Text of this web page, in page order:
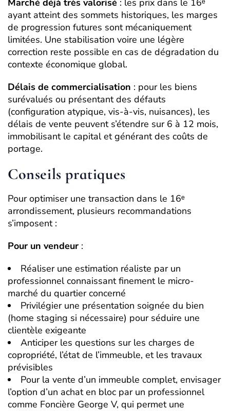
ayant atteint des sommets historiques, les marges
de progression futures sont mécaniquement
limitées. Une stabilisation voire une légère
correction reste possible en cas de dégradation du
contexte économique global.
Délais de commercialisation : pour les biens
surévalués ou présentant des défauts
(configuration atypique, vis-à-vis, nuisances), les
délais de vente peuvent s’étendre sur 6 à 12 mois,
immobilisant le capital et générant des coûts de
portage.
Conseils pratiques
Pour optimiser une transaction dans le 16ᵉ
arrondissement, plusieurs recommandations
s’imposent :
Pour un vendeur :
Réaliser une estimation réaliste par un
professionnel connaissant finement le micro-
marché du quartier concerné
Privilégier une présentation soignée du bien
(home staging si nécessaire) pour séduire une
clientèle exigeante
Anticiper les questions sur les charges de
copropriété, l’état de l’immeuble, et les travaux
prévisibles
Pour la vente d’un immeuble complet, envisager
l’option d’un achat en bloc par un professionnel
comme Foncière George V, qui permet une